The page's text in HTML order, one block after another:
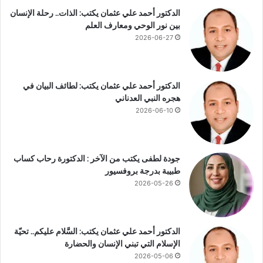
م
م
ا
ل
الدكتور أحمد علي عثمان يكتب: الذات.. رحلة الإنسان
بين نور الوحي ومعارف العلم
2026-06-27
الدكتور أحمد علي عثمان يكتب: لطائف البيان في
هجره النبي العدناني
2026-06-10
جودة لطفى يكتب من الآخر : الدكتورة رحاب كساب
طبيبة بدرجة بروفسيور
2026-05-26
الدكتور أحمد علي عثمان يكتب: السَّلام عليكم.. تحيّة
الإسلام التي تبني الإنسان والحضارة
2026-05-06